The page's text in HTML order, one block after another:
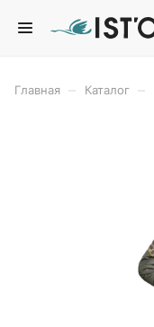
Главная Каталог